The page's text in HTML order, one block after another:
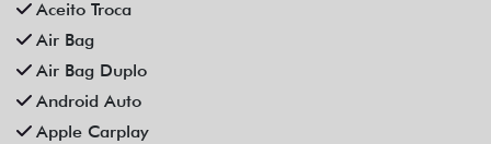
Aceito Troca
Air Bag
Air Bag Duplo
Android Auto
Apple Carplay